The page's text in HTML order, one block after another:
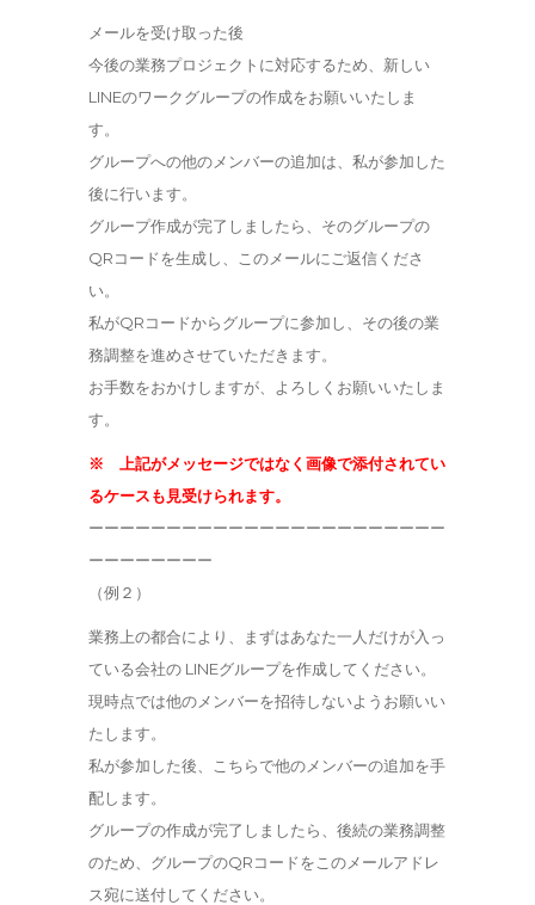
メールを受け取った後
今後の業務プロジェクトに対応するため、新しい
LINEのワークグループの作成をお願いいたしま
す。
グループへの他のメンバーの追加は、私が参加した
後に行います。
グループ作成が完了しましたら、そのグループの
QRコードを生成し、このメールにご返信くださ
い。
私がQRコードからグループに参加し、その後の業
務調整を進めさせていただきます。
お手数をおかけしますが、よろしくお願いいたしま
す。
※ 上記がメッセージではなく画像で添付されてい
るケースも見受けられます。
ーーーーーーーーーーーーーーーーーーーーーーー
ーーーーーーーー
（例２）
業務上の都合により、まずはあなた一人だけが入っ
ている会社の LINEグループを作成してください。
現時点では他のメンバーを招待しないようお願いい
たします。
私が参加した後、こちらで他のメンバーの追加を手
配します。
グループの作成が完了しましたら、後続の業務調整
のため、グループのQRコードをこのメールアドレ
ス宛に送付してください。